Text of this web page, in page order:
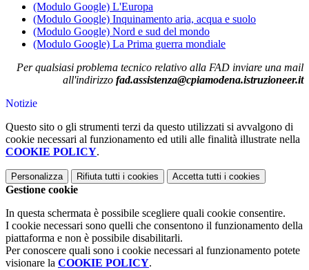
(Modulo Google) L'Europa
(Modulo Google) Inquinamento aria, acqua e suolo
(Modulo Google) Nord e sud del mondo
(Modulo Google) La Prima guerra mondiale
Per qualsiasi problema tecnico relativo alla FAD inviare una mail
all'indirizzo fad.assistenza@cpiamodena.istruzioneer.it
Notizie
Questo sito o gli strumenti terzi da questo utilizzati si avvalgono di
cookie necessari al funzionamento ed utili alle finalità illustrate nella
COOKIE POLICY.
Personalizza Rifiuta tutti i cookies Accetta tutti i cookies
Gestione cookie
In questa schermata è possibile scegliere quali cookie consentire.
I cookie necessari sono quelli che consentono il funzionamento della
piattaforma e non è possibile disabilitarli.
Per conoscere quali sono i cookie necessari al funzionamento potete
visionare la COOKIE POLICY.